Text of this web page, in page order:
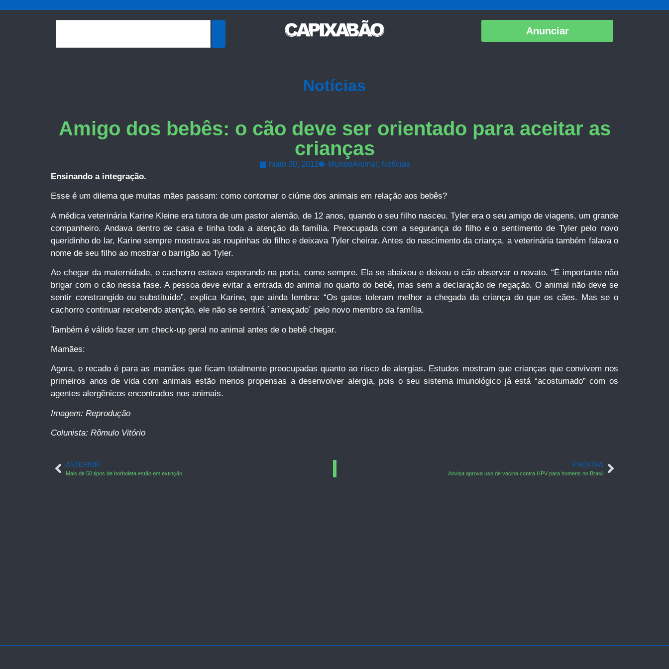
Anunciar
Notícias
Amigo dos bebês: o cão deve ser orientado para aceitar as
crianças
maio 30, 2011 MundoAnimal , Notícias
Ensinando a integração.
Esse é um dilema que muitas mães passam: como contornar o ciúme dos animais em relação aos bebês?
A médica veterinária Karine Kleine era tutora de um pastor alemão, de 12 anos, quando o seu filho nasceu. Tyler era o seu amigo de viagens, um grande
companheiro. Andava dentro de casa e tinha toda a atenção da família. Preocupada com a segurança do filho e o sentimento de Tyler pelo novo
queridinho do lar, Karine sempre mostrava as roupinhas do filho e deixava Tyler cheirar. Antes do nascimento da criança, a veterinária também falava o
nome de seu filho ao mostrar o barrigão ao Tyler.
Ao chegar da maternidade, o cachorro estava esperando na porta, como sempre. Ela se abaixou e deixou o cão observar o novato. “É importante não
brigar com o cão nessa fase. A pessoa deve evitar a entrada do animal no quarto do bebê, mas sem a declaração de negação. O animal não deve se
sentir constrangido ou substituído”, explica Karine, que ainda lembra: “Os gatos toleram melhor a chegada da criança do que os cães. Mas se o
cachorro continuar recebendo atenção, ele não se sentirá ´ameaçado´ pelo novo membro da família.
Também é válido fazer um check-up geral no animal antes de o bebê chegar.
Mamães:
Agora, o recado é para as mamães que ficam totalmente preocupadas quanto ao risco de alergias. Estudos mostram que crianças que convivem nos
primeiros anos de vida com animais estão menos propensas a desenvolver alergia, pois o seu sistema imunológico já está “acostumado” com os
agentes alergênicos encontrados nos animais.
Imagem: Reprodução
Colunista: Rômulo Vitório
ANTERIOR
Mais de 50 tipos de borboleta estão em extinção
PRÓXIMA
Anvisa aprova uso de vacina contra HPV para homens no Brasil